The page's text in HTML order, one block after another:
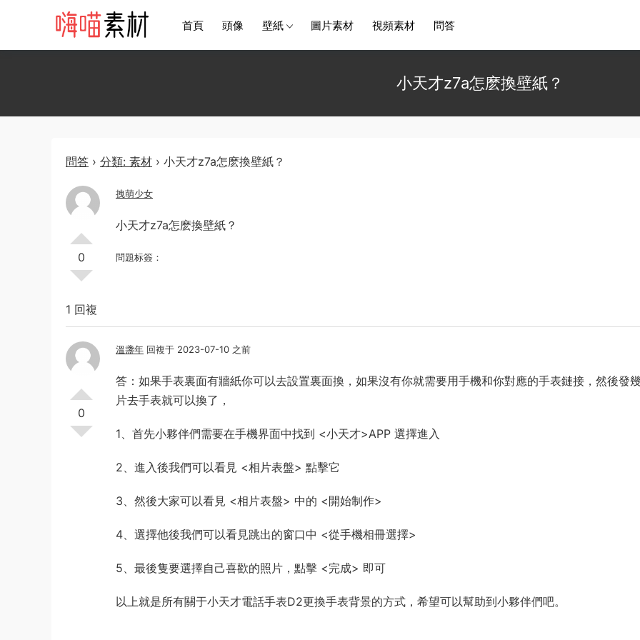
首頁 頭像 壁紙 圖片素材 視頻素材 問答
小天才z7a怎麽換壁紙？
問答 › 分類: 素材 › 小天才z7a怎麽換壁紙？
0
拽萌少女
小天才z7a怎麽換壁紙？
問題标簽：
1 回複
0
溫盞年 回複于 2023-07-10 之前
答：如果手表裏面有牆紙你可以去設置裏面換，如果沒有你就需要用手機和你對應的手表鏈接，然後發
片去手表就可以換了，
1、首先小夥伴們需要在手機界面中找到 <小天才>APP 選擇進入
2、進入後我們可以看見 <相片表盤> 點擊它
3、然後大家可以看見 <相片表盤> 中的 <開始制作>
4、選擇他後我們可以看見跳出的窗口中 <從手機相冊選擇>
5、最後隻要選擇自己喜歡的照片，點擊 <完成> 即可
以上就是所有關于小天才電話手表D2更換手表背景的方式，希望可以幫助到小夥伴們吧。